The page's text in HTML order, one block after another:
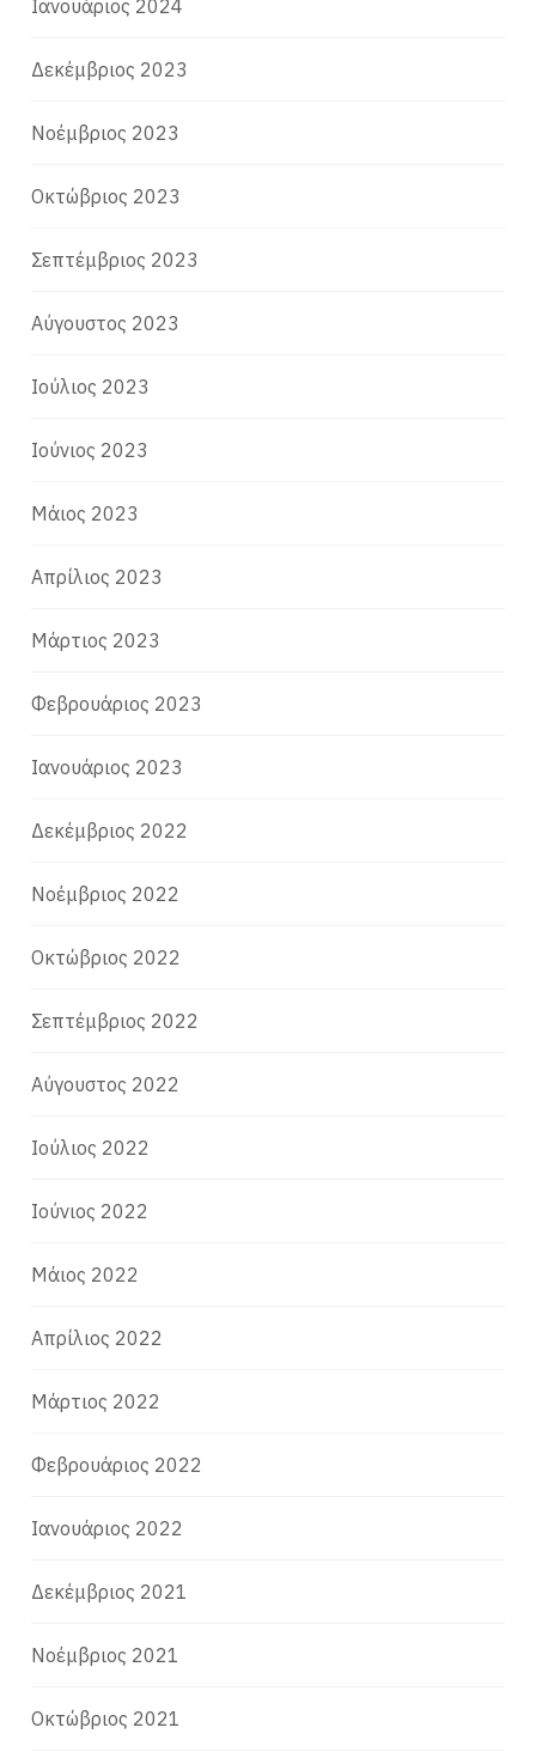
Ιανουάριος 2024
Δεκέμβριος 2023
Νοέμβριος 2023
Οκτώβριος 2023
Σεπτέμβριος 2023
Αύγουστος 2023
Ιούλιος 2023
Ιούνιος 2023
Μάιος 2023
Απρίλιος 2023
Μάρτιος 2023
Φεβρουάριος 2023
Ιανουάριος 2023
Δεκέμβριος 2022
Νοέμβριος 2022
Οκτώβριος 2022
Σεπτέμβριος 2022
Αύγουστος 2022
Ιούλιος 2022
Ιούνιος 2022
Μάιος 2022
Απρίλιος 2022
Μάρτιος 2022
Φεβρουάριος 2022
Ιανουάριος 2022
Δεκέμβριος 2021
Νοέμβριος 2021
Οκτώβριος 2021